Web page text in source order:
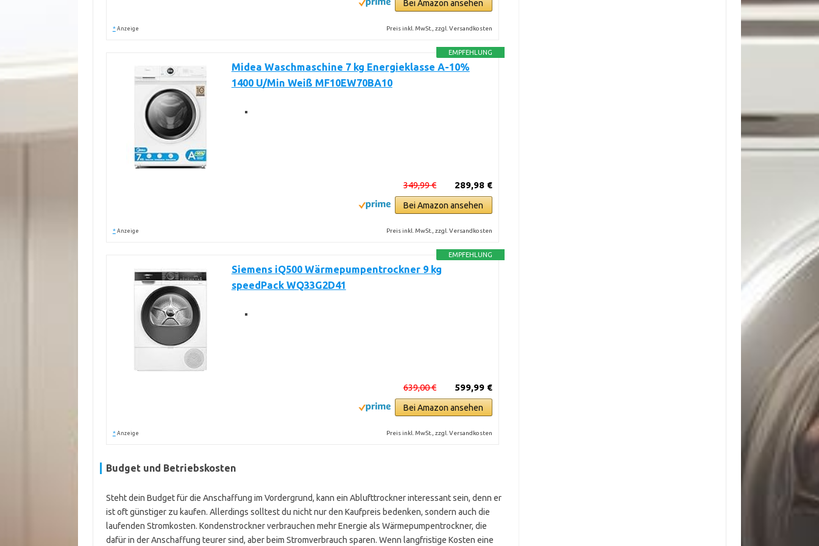
Bei Amazon ansehen
* Anzeige Preis inkl. MwSt., zzgl. Versandkosten
EMPFEHLUNG
Midea Waschmaschine 7 kg Energieklasse A-10%
1400 U/Min Weiß MF10EW70BA10
289,98 €
349,99 €
Bei Amazon ansehen
* Anzeige Preis inkl. MwSt., zzgl. Versandkosten
EMPFEHLUNG
Siemens iQ500 Wärmepumpentrockner 9 kg
speedPack WQ33G2D41
599,99 €
639,00 €
Bei Amazon ansehen
* Anzeige Preis inkl. MwSt., zzgl. Versandkosten
Budget und Betriebskosten
Steht dein Budget für die Anschaffung im Vordergrund, kann ein Ablufttrockner interessant sein, denn er
ist oft günstiger zu kaufen. Allerdings solltest du nicht nur den Kaufpreis bedenken, sondern auch die
laufenden Stromkosten. Kondenstrockner verbrauchen mehr Energie als Wärmepumpentrockner, die
dafür in der Anschaffung teurer sind, aber beim Stromverbrauch sparen. Wenn langfristige Kosten eine